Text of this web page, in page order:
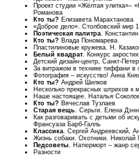
Проект студии «Жёлтая улитка»–
Романова
Кто ты? Елизавета Марахтанова
«Доброе дело». Столбовский мир
Поэтическая палитра.
Кто ты? Влада Пономарева
Пластилиновые кружева. Н.
Белый квадрат. Конкурс
Детский дизайн-центр, Санкт-
За витражом в технике тиффани
Фотография – искусство! Анна
Кто ты? Андрей Шилков
Несколько прекрасных штрихов к
Наше настоящее. Наталья
Кто ты? Вячеслав Тузлаев
Старая вещь. Серьги. Елена Дэнн
Как разговаривать с детьми об
Франсуаза Барб-Галль
Классика. Сергей Андреевский,
Жизнь собаки. Охотники. Николай
Педсоветы. Натюрморт – жанр
Разности